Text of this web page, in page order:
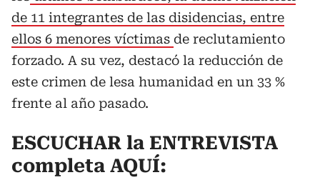
de 11 integrantes de las disidencias, entre
ellos 6 menores víctimas de reclutamiento
forzado. A su vez, destacó la reducción de
este crimen de lesa humanidad en un 33 %
frente al año pasado.
ESCUCHAR la ENTREVISTA
completa AQUÍ: